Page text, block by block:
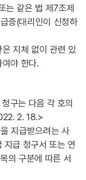
는 같은 법 제7조제
증(대리인이 신청하
지체 없이 관련 있
야 한다.
구는 다음 각 호의
2. 18.>
지급받으려는 사
지급 청구서 또는 연
의 구분에 따른 서